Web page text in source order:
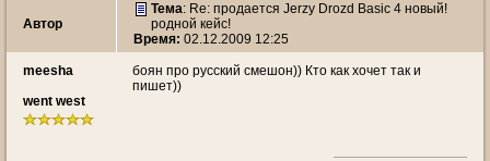
Автор
Тема: Re: продается Jerzy Drozd Basic 4 новый!
родной кейс!
Время: 02.12.2009 12:25
meesha
went west
боян про русский смешон)) Кто как хочет так и
пишет))